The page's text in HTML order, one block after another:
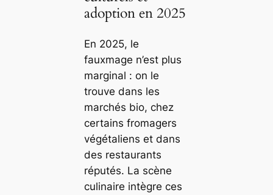
adoption en 2025
En 2025, le
fauxmage n’est plus
marginal : on le
trouve dans les
marchés bio, chez
certains fromagers
végétaliens et dans
des restaurants
réputés. La scène
culinaire intègre ces